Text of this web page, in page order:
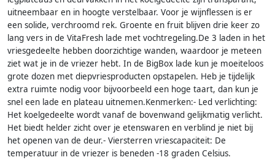
uitneembaar en in hoogte verstelbaar. Voor je wijnflessen is er
een solide, verchroomd rek. Groente en fruit blijven drie keer zo
lang vers in de VitaFresh lade met vochtregeling.De 3 laden in het
vriesgedeelte hebben doorzichtige wanden, waardoor je meteen
ziet wat je in de vriezer hebt. In de BigBox lade kun je moeiteloos
grote dozen met diepvriesproducten opstapelen. Heb je tijdelijk
extra ruimte nodig voor bijvoorbeeld een hoge taart, dan kun je
snel een lade en plateau uitnemen.Kenmerken:- Led verlichting:
Het koelgedeelte wordt vanaf de bovenwand gelijkmatig verlicht.
Het biedt helder zicht over je etenswaren en verblind je niet bij
het openen van de deur.- Viersterren vriescapaciteit: De
temperatuur in de vriezer is beneden -18 graden Celsius.